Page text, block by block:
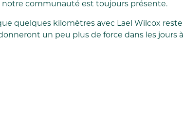
notre communauté est toujours présente.
quelques kilomètres avec Lael Wilcox
un peu plus de force dans les jours